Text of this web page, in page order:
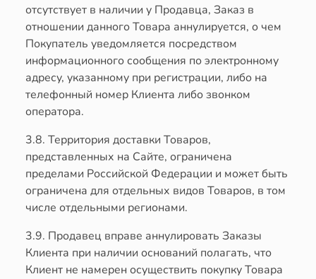
отсутствует в наличии у Продавца, Заказ в
отношении данного Товара аннулируется, о чем
Покупатель уведомляется посредством
информационного сообщения по электронному
адресу, указанному при регистрации, либо на
телефонный номер Клиента либо звонком
оператора.
3.8. Территория доставки Товаров,
представленных на Сайте, ограничена
пределами Российской Федерации и может быть
ограничена для отдельных видов Товаров, в том
числе отдельными регионами.
3.9. Продавец вправе аннулировать Заказы
Клиента при наличии оснований полагать, что
Клиент не намерен осуществить покупку Товара